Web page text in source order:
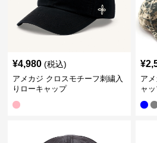
¥4,980 (税込)
アメカジ クロスモチーフ刺繍入
りローキャップ
¥
ア
ャ